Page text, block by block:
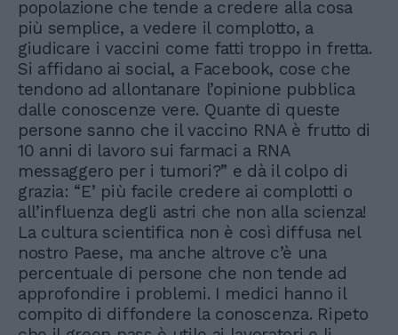
popolazione che tende a credere alla cosa
più semplice, a vedere il complotto, a
giudicare i vaccini come fatti troppo in fretta.
Si affidano ai social, a Facebook, cose che
tendono ad allontanare l’opinione pubblica
dalle conoscenze vere. Quante di queste
persone sanno che il vaccino RNA è frutto di
10 anni di lavoro sui farmaci a RNA
messaggero per i tumori?” e dà il colpo di
grazia: “E’ più facile credere ai complotti o
all’influenza degli astri che non alla scienza!
La cultura scientifica non è così diffusa nel
nostro Paese, ma anche altrove c’è una
percentuale di persone che non tende ad
approfondire i problemi. I medici hanno il
compito di diffondere la conoscenza. Ripeto